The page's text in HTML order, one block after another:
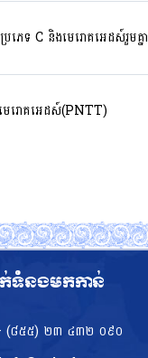
ភេទ C និងមេរោគអេដស៍រួមគ្នា
មេរោគអេដស៍(PNTT)
ទំនងមកកាន់
(៨៥៥)​ ២៣​ ៤៣២ ០៩០